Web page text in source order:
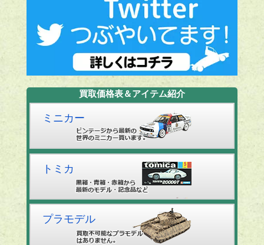
買取価格表＆アイテム紹介
ミニカー
トミカ
プラモデル